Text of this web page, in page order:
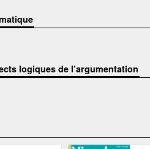
logiques de l’argumentation